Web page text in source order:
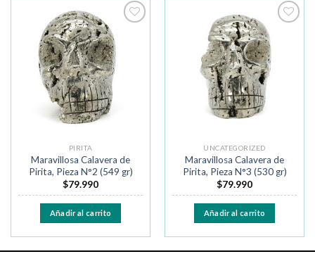
lista de
deseos
PIRITA
Maravillosa Calavera de
Pirita, Pieza N°2 (549 gr)
$79.990
Añadir al carrito
lista de
deseos
UNCATEGORIZED
Maravillosa Calavera de
Pirita, Pieza N°3 (530 gr)
$79.990
Añadir al carrito